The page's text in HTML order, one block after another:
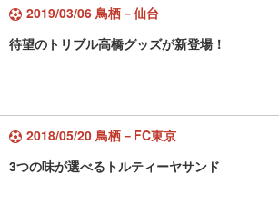
2019/03/06 鳥栖－仙台
待望のトリブル高橋グッズが新登場！
2018/05/20 鳥栖－FC東京
3つの味が選べるトルティーヤサンド